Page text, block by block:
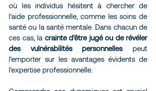
où les individus hésitent à chercher de
l'aide professionnelle, comme les soins de
santé ou la santé mentale. Dans chacun de
ces cas, la crainte d'être jugé ou de révéler
des vulnérabilités personnelles peut
l'emporter sur les avantages évidents de
l'expertise professionnelle.